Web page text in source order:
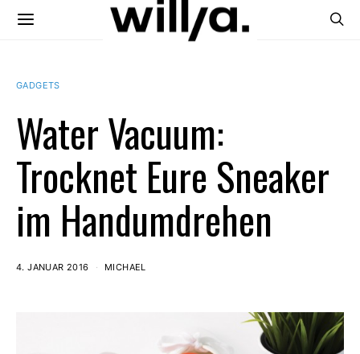
GADGETS
Water Vacuum:
Trocknet Eure Sneaker
im Handumdrehen
4. JANUAR 2016 MICHAEL